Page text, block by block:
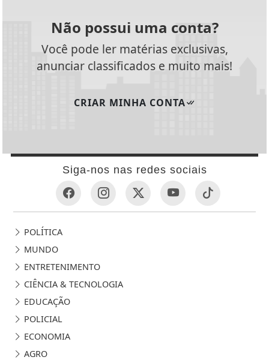
Não possui uma conta?
Você pode ler matérias exclusivas,
anunciar classificados e muito mais!
CRIAR MINHA CONTA
Siga-nos nas redes sociais
POLÍTICA
MUNDO
ENTRETENIMENTO
CIÊNCIA & TECNOLOGIA
EDUCAÇÃO
POLICIAL
ECONOMIA
AGRO